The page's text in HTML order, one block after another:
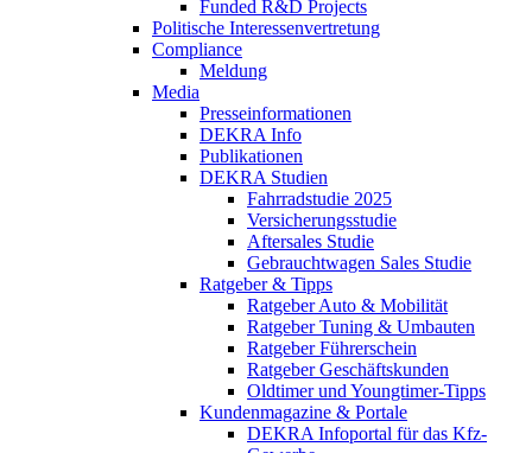
Funded R&D Projects
Politische Interessenvertretung
Compliance
Meldung
Media
Presseinformationen
DEKRA Info
Publikationen
DEKRA Studien
Fahrradstudie 2025
Versicherungsstudie
Aftersales Studie
Gebrauchtwagen Sales Studie
Ratgeber & Tipps
Ratgeber Auto & Mobilität
Ratgeber Tuning & Umbauten
Ratgeber Führerschein
Ratgeber Geschäftskunden
Oldtimer und Youngtimer-Tipps
Kundenmagazine & Portale
DEKRA Infoportal für das Kfz-